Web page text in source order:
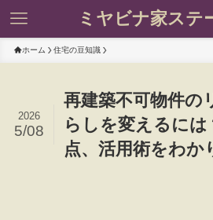
ミヤビナ家ステ
ホーム 住宅の豆知識
再建築不可物件の
らしを変えるには
点、活用術をわか
2026
5/08